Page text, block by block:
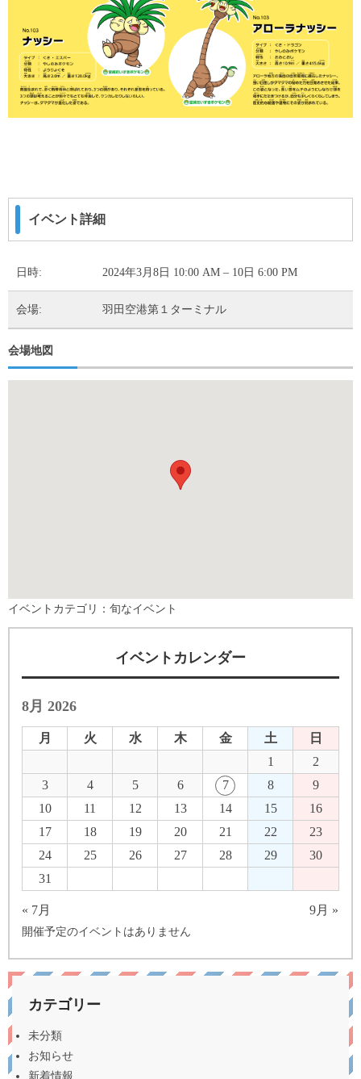
イベント詳細
日時: 2024年3月8日 10:00 AM – 10日 6:00 PM
会場: 羽田空港第１ターミナル
会場地図
イベントカテゴリ： 旬なイベント
イベントカレンダー
8月 2026
月 火 水 木 金 土
日
1
2
3
4 5 6 7 8
9
10
11 12 13 14 15
16
17
18 19 20 21 22
23
24
25 26 27 28 29
30
31
« 7月 9月 »
開催予定のイベントはありません
カテゴリー
未分類
お知らせ
新着情報